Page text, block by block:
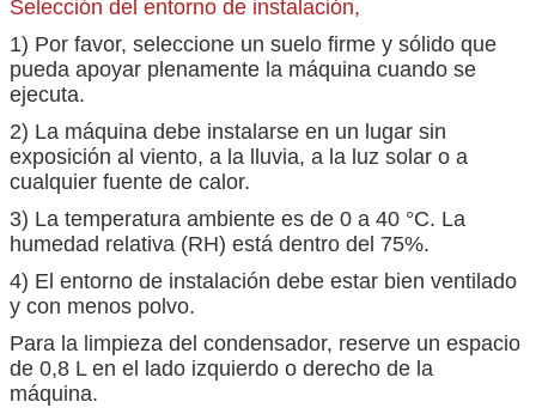
Selección del entorno de instalación,
1) Por favor, seleccione un suelo firme y sólido que
pueda apoyar plenamente la máquina cuando se
ejecuta.
2) La máquina debe instalarse en un lugar sin
exposición al viento, a la lluvia, a la luz solar o a
cualquier fuente de calor.
3) La temperatura ambiente es de 0 a 40 °C. La
humedad relativa (RH) está dentro del 75%.
4) El entorno de instalación debe estar bien ventilado
y con menos polvo.
Para la limpieza del condensador, reserve un espacio
de 0,8 L en el lado izquierdo o derecho de la
máquina.